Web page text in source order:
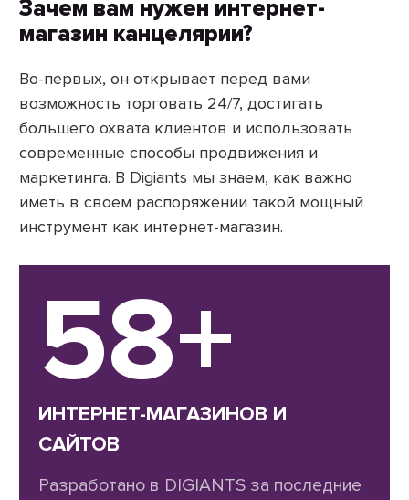
Зачем вам нужен интернет-
магазин канцелярии?
Во-первых, он открывает перед вами
возможность торговать 24/7, достигать
большего охвата клиентов и использовать
современные способы продвижения и
маркетинга. В Digiants мы знаем, как важно
иметь в своем распоряжении такой мощный
инструмент как интернет-магазин.
58+
ИНТЕРНЕТ-МАГАЗИНОВ И
САЙТОВ
Разработано в DIGIANTS за последние